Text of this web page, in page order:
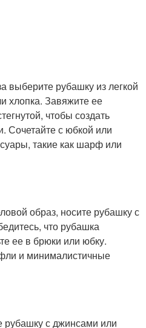
выберите рубашку из легкой
хлопка. Завяжите ее
чтобы создать
Сочетайте с юбкой или
такие как шарф или
образ, носите рубашку с
что рубашка
ее в брюки или юбку.
и минималистичные
рубашку с джинсами или